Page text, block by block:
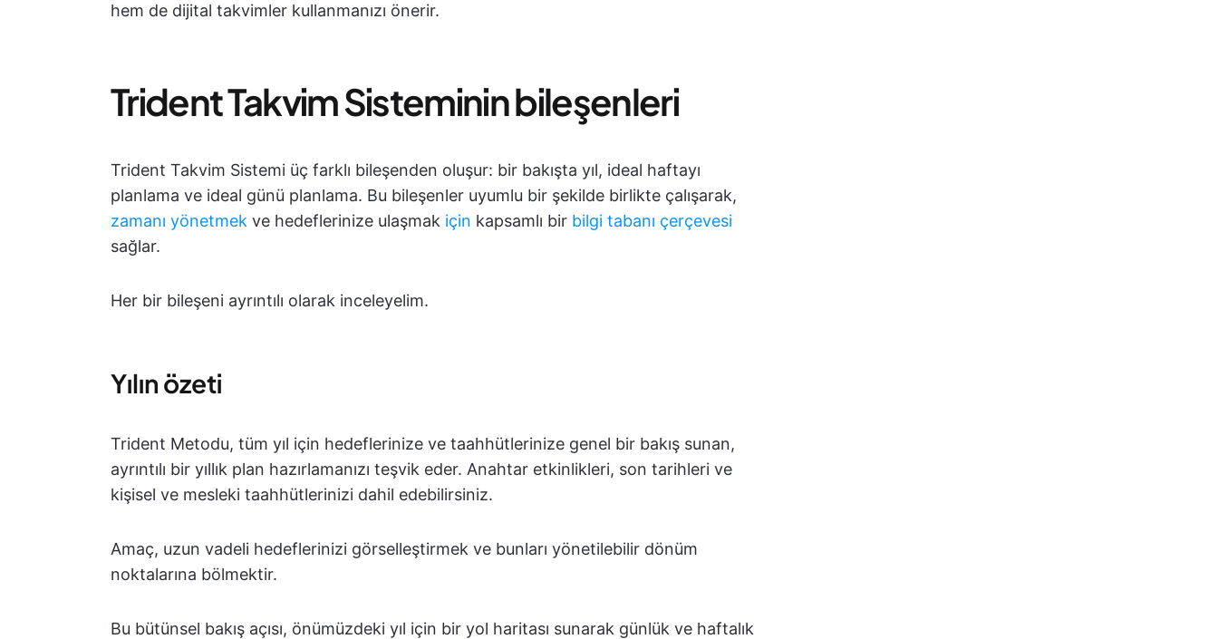
hem de dijital takvimler kullanmanızı önerir.
Trident Takvim Sisteminin bileşenleri
Trident Takvim Sistemi üç farklı bileşenden oluşur: bir bakışta yıl, ideal haftayı
planlama ve ideal günü planlama. Bu bileşenler uyumlu bir şekilde birlikte çalışarak,
zamanı yönetmek ve hedeflerinize ulaşmak için kapsamlı bir bilgi tabanı çerçevesi
sağlar.
Her bir bileşeni ayrıntılı olarak inceleyelim.
Yılın özeti
Trident Metodu, tüm yıl için hedeflerinize ve taahhütlerinize genel bir bakış sunan,
ayrıntılı bir yıllık plan hazırlamanızı teşvik eder. Anahtar etkinlikleri, son tarihleri ve
kişisel ve mesleki taahhütlerinizi dahil edebilirsiniz.
Amaç, uzun vadeli hedeflerinizi görselleştirmek ve bunları yönetilebilir dönüm
noktalarına bölmektir.
Bu bütünsel bakış açısı, önümüzdeki yıl için bir yol haritası sunarak günlük ve haftalık